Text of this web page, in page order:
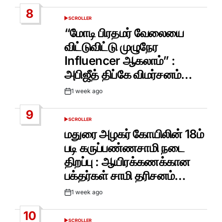
8
POSTED
SCROLLER
“மோடி பிரதமர் வேலையை
விட்டுவிட்டு முழுநேர
Influencer ஆகலாம்” :
அபிஜீத் திப்கே விமர்சனம்…
Post1 week ago
9
POSTED
SCROLLER
மதுரை அழகர் கோயிலின் 18ம்
படி கருப்பண்ணசாமி நடை
திறப்பு : ஆயிரக்கணக்கான
பக்தர்கள் சாமி தரிசனம்…
Post1 week ago
10 SCROLLER